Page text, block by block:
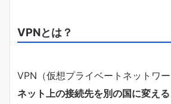
VPNとは？
VPN（仮想プライベートネットワー
ネット上の接続先を別の国に変える